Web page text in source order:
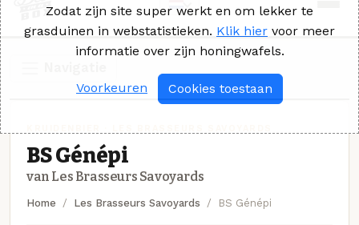
BS Génépi
van Les Brasseurs Savoyards
Home Les Brasseurs Savoyards BS Génépi
Zodat zijn site super werkt en om lekker te
grasduinen in webstatistieken. Klik hier voor meer
informatie over zijn honingwafels.
Voorkeuren Cookies toestaan